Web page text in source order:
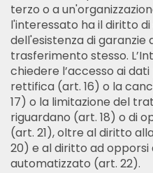
terzo o a
l'interessato ha il diritto
dell'esistenza di
trasferimento stesso.
chiedere l’accesso ai
rettifica (art. 16) o la
17) o la limitazione del
riguardano (art. 18) o di
(art. 21), oltre al diritto
20) e al diritto ad opporsi
automatizzato (art. 22).